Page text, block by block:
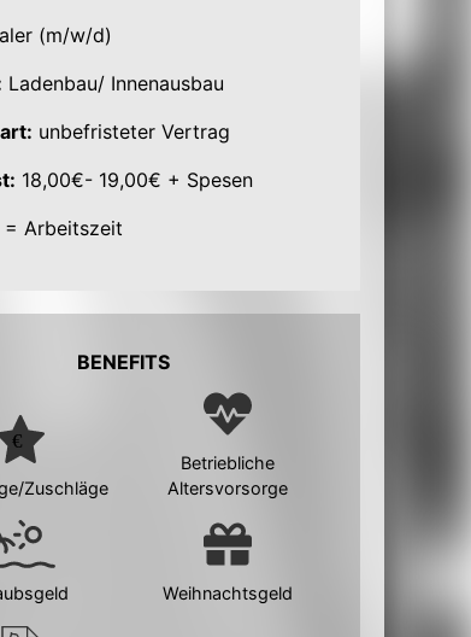
(m/w/d)
Ladenbau/ Innenausbau
unbefristeter Vertrag
18,00€- 19,00€ + Spesen
Arbeitszeit
BENEFITS
Zuschläge
Betriebliche
Altersvorsorge
Weihnachtsgeld